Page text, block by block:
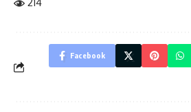
Facebook